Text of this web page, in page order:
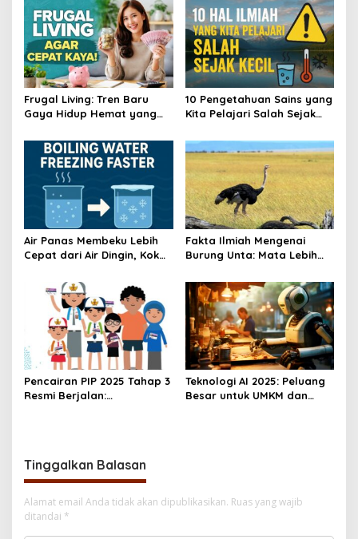
Frugal Living: Tren Baru
Gaya Hidup Hemat yang
10 Pengetahuan Sains yang
Kita Pelajari Salah Sejak
Air Panas Membeku Lebih
Cepat dari Air Dingin, Kok
Fakta Ilmiah Mengenai
Burung Unta: Mata Lebih
Pencairan PIP 2025 Tahap 3
Resmi Berjalan:
Teknologi AI 2025: Peluang
Besar untuk UMKM dan
Tinggalkan Balasan
Alamat email Anda tidak akan dipublikasikan. Ruas yang wajib
ditandai *